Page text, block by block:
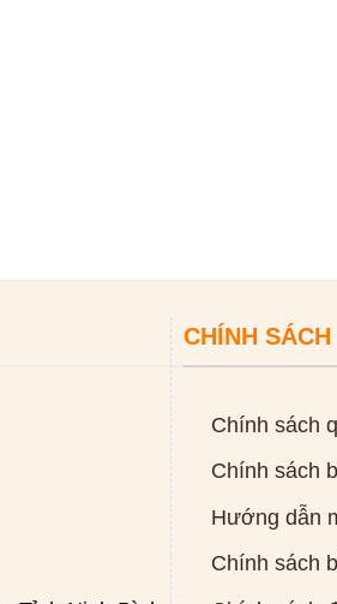
CHÍNH
Chính sách
Chính sách
Hướng dẫn
Chính sách